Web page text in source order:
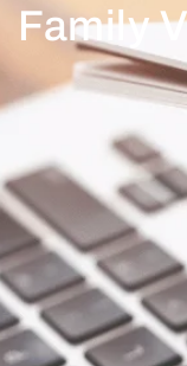
Family